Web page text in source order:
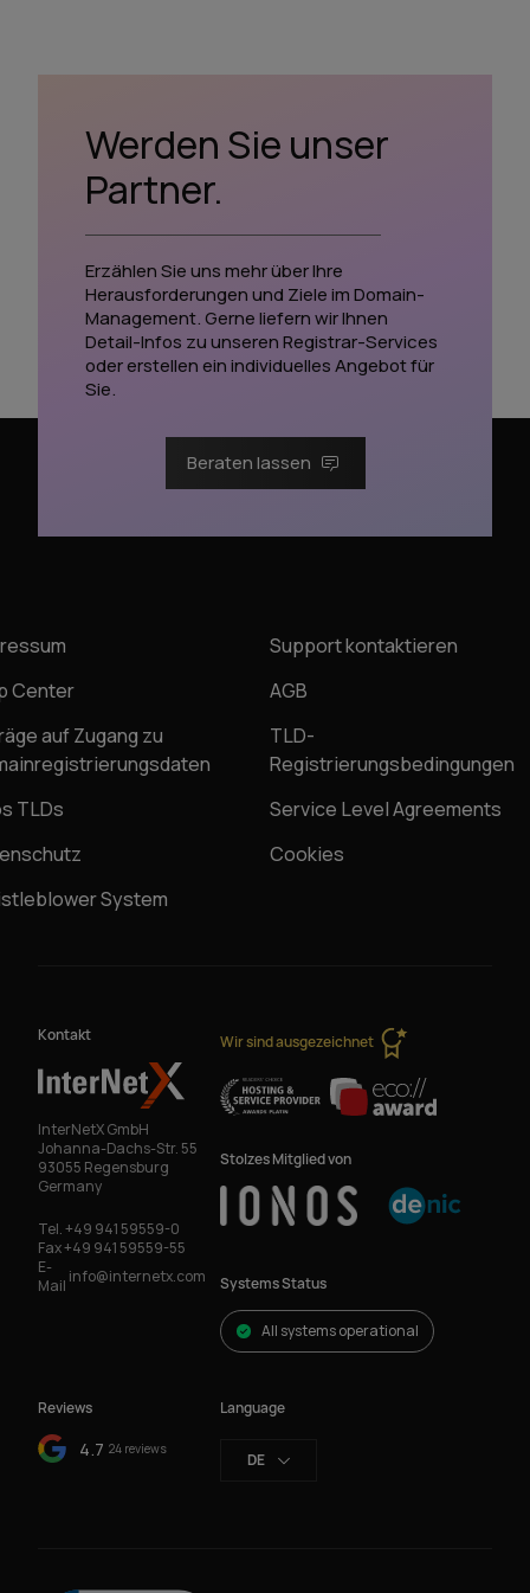
Werden Sie unser
Partner.
Erzählen Sie uns mehr über Ihre
Herausforderungen und Ziele im Domain-
Management. Gerne liefern wir Ihnen
Detail-Infos zu unseren Registrar-Services
oder erstellen ein individuelles Angebot für
Sie.
Beraten lassen
Support kontaktieren
Center
AGB
auf Zugang zu
TLD-
Registrierungsbedingungen
TLDs
Service Level Agreements
Cookies
System
Kontakt
InterNetX GmbH
Johanna-Dachs-Str. 55
93055 Regensburg
Germany
Tel.+49 941 59559-0
Fax+49 941 59559-55
E-
Mail info@internetx.com
Wir sind ausgezeichnet
Stolzes Mitglied von
Reviews
4.7 24 reviews
Systems Status
All systems operational
Language
DE